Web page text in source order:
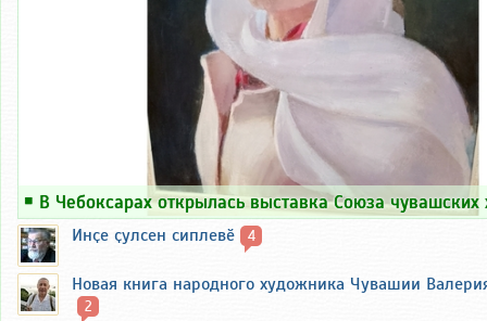
￭ В Чебоксарах открылась выставка Союза
Инҫе ҫулсен сиплевӗ 4
Новая книга народного художника Чувашии
2